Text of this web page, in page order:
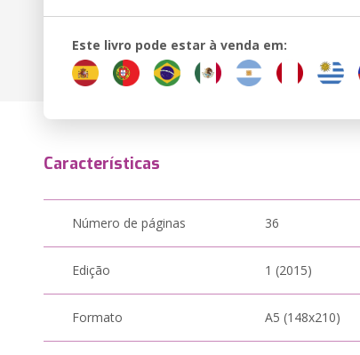
Este livro pode estar à venda em:
Características
Número de páginas 36
Edição 1 (2015)
Formato A5 (148x210)